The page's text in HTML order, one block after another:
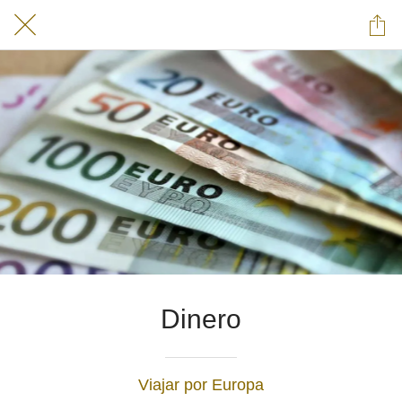
Dinero
Viajar por Europa